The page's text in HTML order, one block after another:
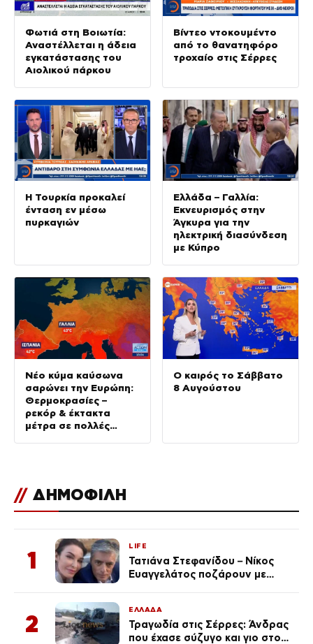
Φωτιά στη Βοιωτία:
Αναστέλλεται η άδεια
εγκατάστασης του
Αιολικού πάρκου
Βίντεο ντοκουμέντο
από το θανατηφόρο
τροχαίο στις Σέρρες
Η Τουρκία προκαλεί
ένταση εν μέσω
πυρκαγιών
Ελλάδα – Γαλλία:
Εκνευρισμός στην
Άγκυρα για την
ηλεκτρική διασύνδεση
με Κύπρο
Νέο κύμα καύσωνα
σαρώνει την Ευρώπη:
Θερμοκρασίες –
ρεκόρ & έκτακτα
μέτρα σε πολλές
Ο καιρός το Σάββατο
8 Αυγούστου
// ΔΗΜΟΦΙΛΗ
1
LIFE
Τατιάνα Στεφανίδου – Νίκος
Ευαγγελάτος ποζάρουν με
2
ΕΛΛΑΔΑ
Τραγωδία στις Σέρρες: Άνδρας
που έχασε σύζυγο και γιο στο